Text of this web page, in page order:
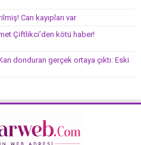
Can kayıpları var
Çiftlikci’den kötü haber!
donduran gerçek ortaya çıktı: Eski